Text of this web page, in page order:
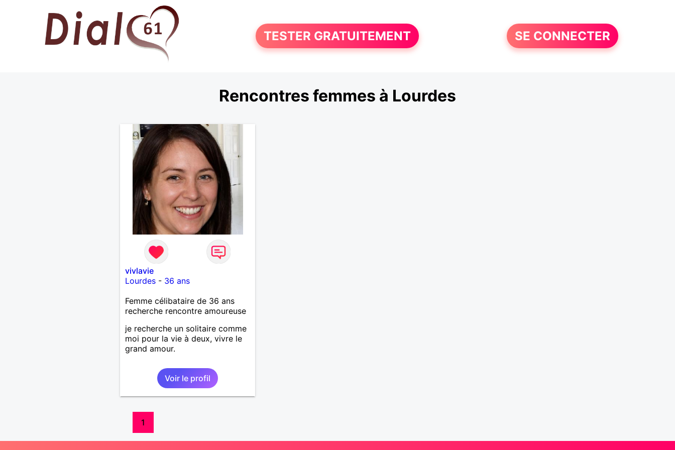
TESTER GRATUITEMENT SE CONNECTER
Rencontres femmes à Lourdes
vivlavie
Lourdes- 36 ans
Femme célibataire de 36 ans
recherche rencontre amoureuse
je recherche un solitaire comme
moi pour la vie à deux, vivre le
grand amour.
Voir le profil
1